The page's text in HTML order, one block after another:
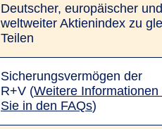
Deutscher, europäischer und
weltweiter Aktienindex zu
Teilen
Sicherungs­vermögen der
R+V (Weitere Infor­matio­nen
Sie in den FAQs)